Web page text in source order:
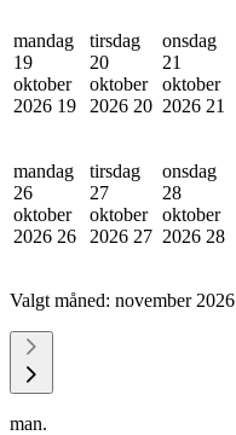
mandag
19
oktober
2026 19
tirsdag
20
oktober
2026 20
onsdag
21
oktober
2026 21
mandag
26
oktober
2026 26
tirsdag
27
oktober
2026 27
onsdag
28
oktober
2026 28
Valgt måned: november 2026
man.